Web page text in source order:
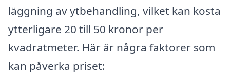
läggning av ytbehandling, vilket kan kosta
ytterligare 20 till 50 kronor per
kvadratmeter. Här är några faktorer som
kan påverka priset: